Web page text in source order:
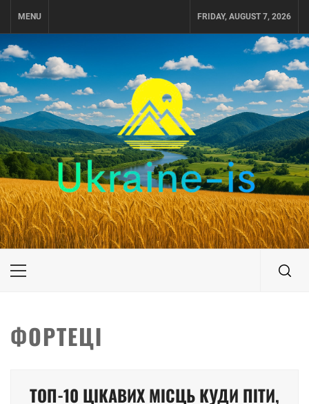
MENU FRIDAY, AUGUST 7, 2026
UKRAINE-IS
ПОДОРОЖI ПО УКРАЇНІ
Primary
ФОРТЕЦІ
ТОП-10 ЦІКАВИХ МІСЦЬ КУДИ ПІТИ,